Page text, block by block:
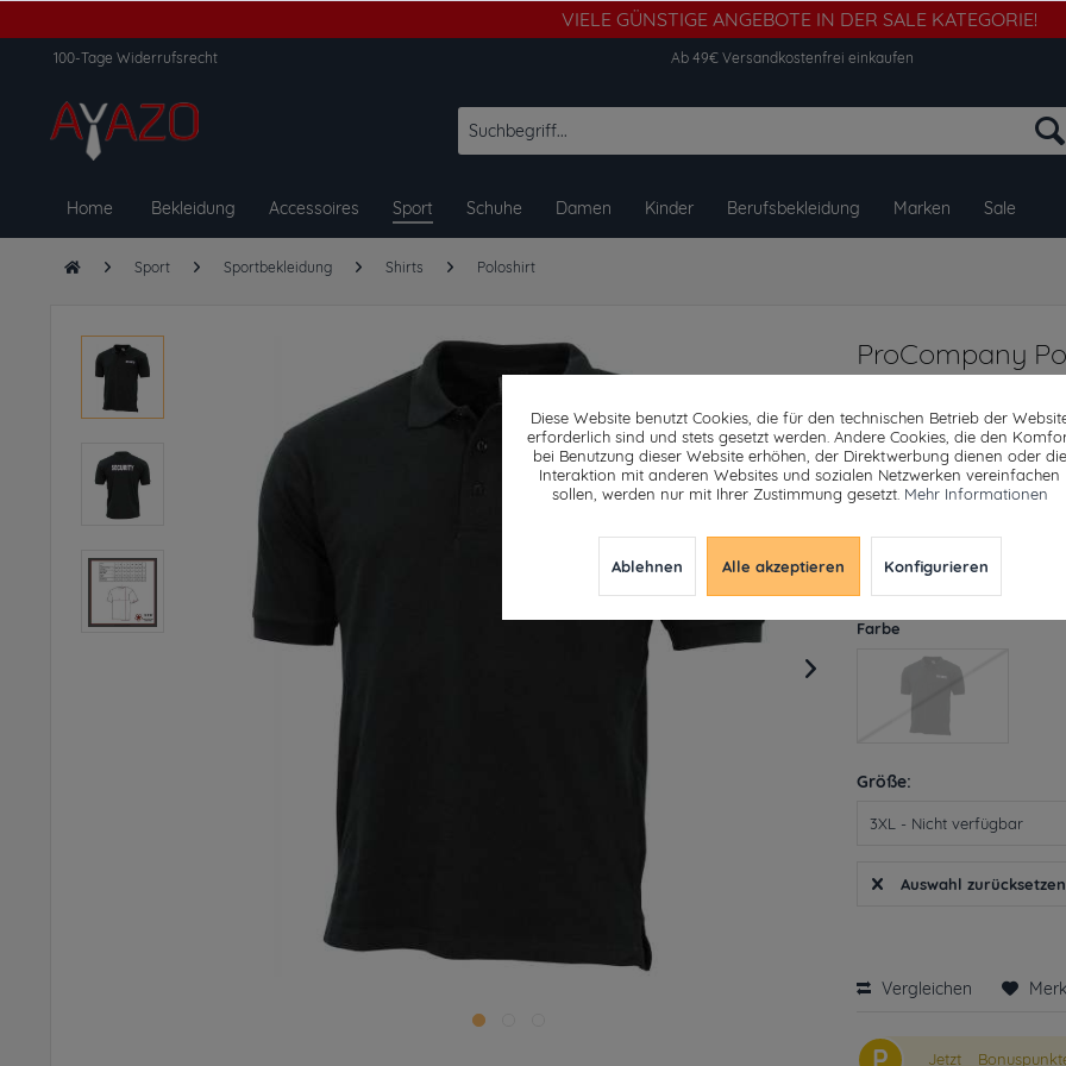
VIELE GÜNSTIGE ANGEBOTE IN DER SALE KATEGORIE!
100-Tage Widerrufsrecht Ab 49€ Versandkostenfrei einkaufen
Home Bekleidung Accessoires Sport Schuhe Damen Kinder Berufsbekleidung Marken Sale
Sport Sportbekleidung Shirts Poloshirt
ProCompany
Dieser Artikel
inkl. MwSt. ab 49€
Farbe
Größe:
Auswahl zurücksetzen
Vergleichen
Jetzt
Diese Website benutzt Cookies, die für den technischen Betrieb der
erforderlich sind und stets gesetzt werden. Andere Cookies, die den
bei Benutzung dieser Website erhöhen, der Direktwerbung dienen oder die
Interaktion mit anderen Websites und sozialen Netzwerken vereinfachen
sollen, werden nur mit Ihrer Zustimmung gesetzt. Mehr Informationen
Ablehnen Alle akzeptieren Konfigurieren